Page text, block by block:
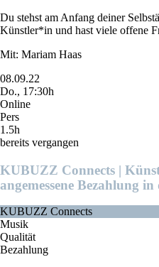
Du stehst am Anfang deiner
Künstler*in und hast viele offene
Mit: Mariam Haas
08.09.22
Do., 17:30h
Online
Pers
1.5h
bereits vergangen
KUBUZZ Connects |
angemessene Bezahlung
KUBUZZ Connects
Musik
Qualität
Bezahlung